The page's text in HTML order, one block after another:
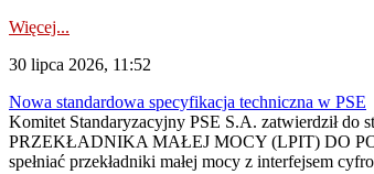
Więcej...
30 lipca 2026, 11:52
Nowa standardowa specyfikacja techniczna w PSE
Komitet Standaryzacyjny PSE S.A. zatwierdził
PRZEKŁADNIKA MAŁEJ MOCY (LPIT) DO
spełniać przekładniki małej mocy z interfejsem